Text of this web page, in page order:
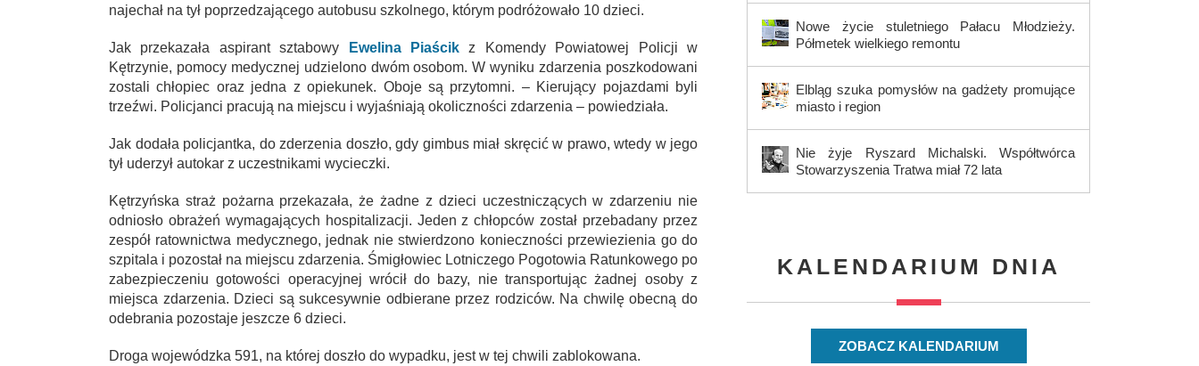
najechał na tył poprzedzającego autobusu szkolnego, którym podróżowało 10 dzieci.
Jak przekazała aspirant sztabowy Ewelina Piaścik
z Komendy Powiatowej Policji w
Kętrzynie, pomocy medycznej udzielono dwóm osobom. W wyniku zdarzenia poszkodowani
zostali chłopiec oraz jedna z opiekunek. Oboje są przytomni. – Kierujący pojazdami byli
trzeźwi. Policjanci pracują na miejscu i wyjaśniają okoliczności zdarzenia – powiedziała.
Jak dodała policjantka, do zderzenia doszło, gdy gimbus miał skręcić w prawo, wtedy w jego
tył uderzył autokar z uczestnikami wycieczki.
Kętrzyńska straż pożarna przekazała, że żadne z dzieci uczestniczących w zdarzeniu nie
odniosło obrażeń wymagających hospitalizacji. Jeden z chłopców został przebadany przez
zespół ratownictwa medycznego, jednak nie stwierdzono konieczności przewiezienia go do
szpitala i pozostał na miejscu zdarzenia. Śmigłowiec Lotniczego Pogotowia Ratunkowego po
zabezpieczeniu gotowości operacyjnej wrócił do bazy, nie transportując żadnej osoby z
miejsca zdarzenia. Dzieci są sukcesywnie odbierane przez rodziców. Na chwilę obecną do
odebrania pozostaje jeszcze 6 dzieci.
Droga wojewódzka 591, na której doszło do wypadku, jest w tej chwili zablokowana.
Nowe życie stuletniego Pałacu Młodzieży.
Półmetek wielkiego remontu
Elbląg szuka pomysłów na gadżety promujące
miasto i region
Nie żyje Ryszard Michalski. Współtwórca
Stowarzyszenia Tratwa miał 72 lata
KALENDARIUM DNIA
ZOBACZ KALENDARIUM